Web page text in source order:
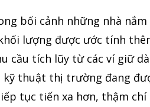
bối cảnh những nhà nắm
lượng được ước tính
cầu tích lũy từ các ví giữ
kỹ thuật thị trường đang
tục tiến xa hơn, thậm chí